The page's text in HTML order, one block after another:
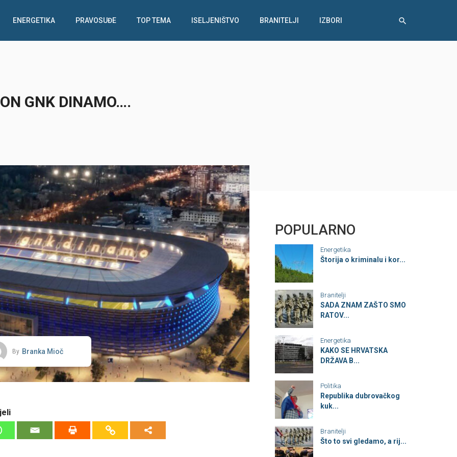
ENERGETIKA PRAVOSUĐE TOP TEMA ISELJENIŠTVO BRANITELJI IZBORI
GNK DINAMO….
By Branka Mioč
POPULARNO
Energetika
Štorija o kriminalu i kor...
Branitelji
SADA ZNAM ZAŠTO SMO
RATOV...
Energetika
KAKO SE HRVATSKA
DRŽAVA B...
Politika
Republika dubrovačkog
kuk...
Branitelji
Što to svi gledamo, a rij...